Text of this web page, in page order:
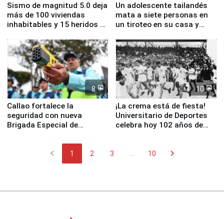
Sismo de magnitud 5.0 deja
más de 100 viviendas
inhabitables y 15 heridos en
Un adolescente tailandés
mata a siete personas en
un tiroteo en su casa y
8
Callao fortalece la
seguridad con nueva
Brigada Especial de
equipamiento para
10
¡La crema está de fiesta!
Universitario de Deportes
celebra hoy 102 años de
chevron_left 1 2 3 10 chevron_right